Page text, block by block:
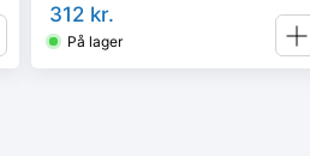
312 kr.
På lager